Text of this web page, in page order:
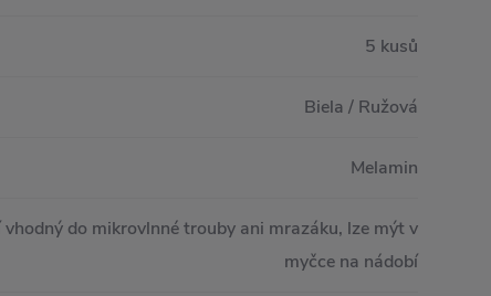
5 kusů
Biela / Ružová
Melamin
vhodný do mikrovlnné trouby ani mrazáku, lze mýt v
myčce na nádobí